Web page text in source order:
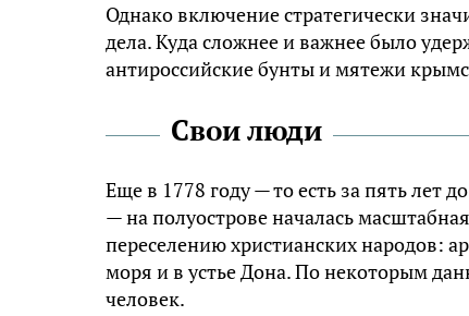
Однако включение стратегически
дела. Куда сложнее и важнее было
антироссийские бунты и мятежи
Свои люди
Еще в 1778 году — то есть за пять лет
— на полуострове началась
переселению христианских народов:
моря и в устье Дона. По некоторым
человек.